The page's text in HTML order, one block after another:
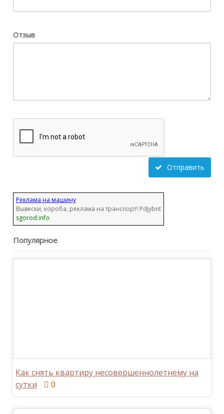
Отзыв
Отправить
Реклама на машину
Вывески, короба, реклама на транспорт! Pdjybnt
sgorod.info
Популярное
Как снять квартиру несовершеннолетнему на
сутки
0